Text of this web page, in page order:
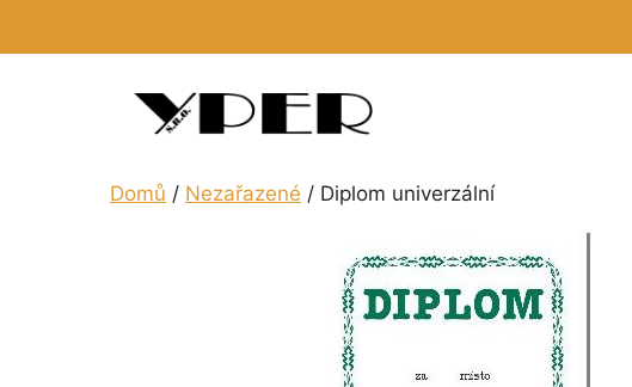
Domů / Nezařazené / Diplom univerzální